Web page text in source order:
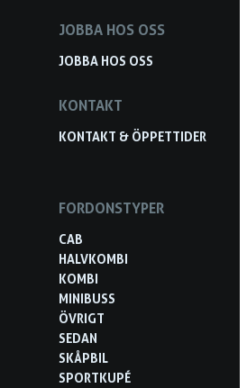
JOBBA HOS OSS
JOBBA HOS OSS
KONTAKT
KONTAKT & ÖPPETTIDER
FORDONSTYPER
CAB
HALVKOMBI
KOMBI
MINIBUSS
ÖVRIGT
SEDAN
SKÅPBIL
SPORTKUPÉ